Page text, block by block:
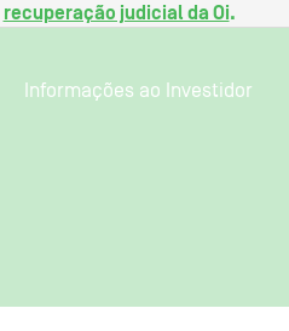
recuperação judicial da Oi.
Informações ao Investidor